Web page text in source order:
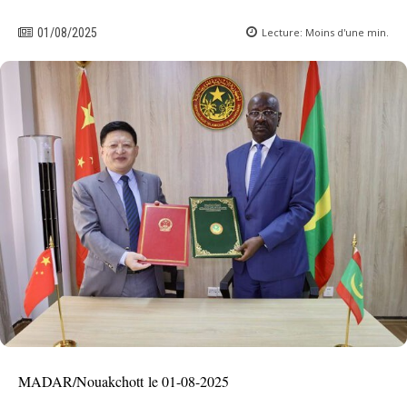
01/08/2025 Lecture: Moins d'une min.
MADAR/Nouakchott le 01-08-2025